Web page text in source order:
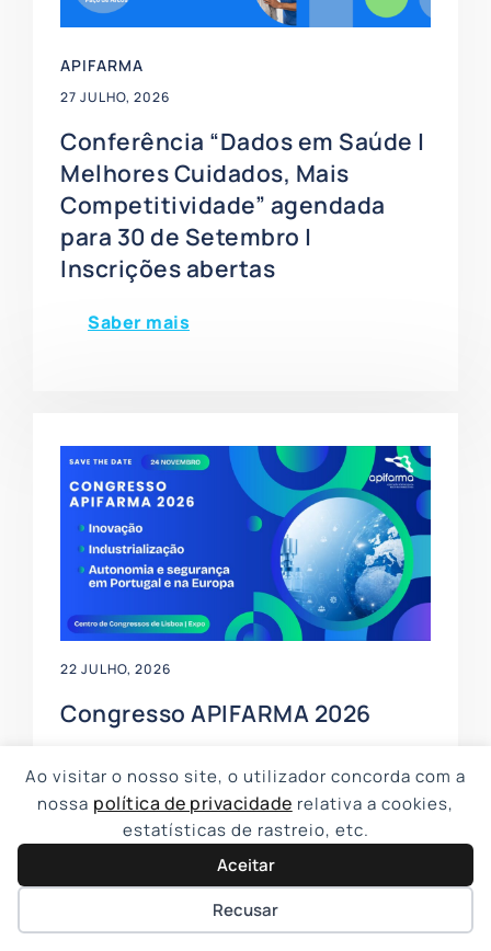
Ao visitar o nosso site, o utilizador concorda com a
nossa política de privacidade relativa a cookies,
estatísticas de rastreio, etc.
Aceitar
Recusar
APIFARMA
27 JULHO, 2026
Conferência “Dados em Saúde |
Melhores Cuidados, Mais
Competitividade” agendada
para 30 de Setembro |
Inscrições abertas
Saber mais
22 JULHO, 2026
Congresso APIFARMA 2026
Saber mais
Fale connosco